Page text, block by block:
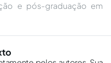
e pós-graduação em